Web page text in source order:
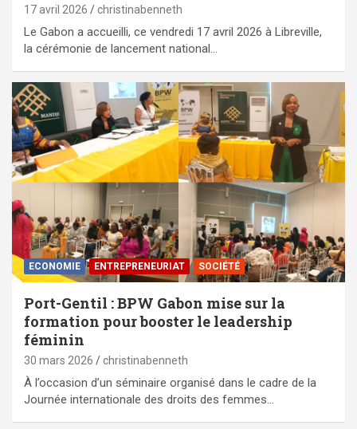
17 avril 2026 christinabenneth
Le Gabon a accueilli, ce vendredi 17 avril 2026 à Libreville,
la cérémonie de lancement national…
ECONOMIE ENTREPRENEURIAT SOCIÉTÉ
Port-Gentil : BPW Gabon mise sur la
formation pour booster le leadership
féminin
30 mars 2026 christinabenneth
À l’occasion d’un séminaire organisé dans le cadre de la
Journée internationale des droits des femmes…